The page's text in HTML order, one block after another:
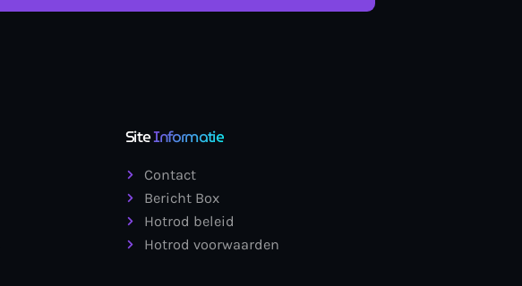
SiteInformatie
Contact
Bericht Box
Hotrod beleid
Hotrod voorwaarden